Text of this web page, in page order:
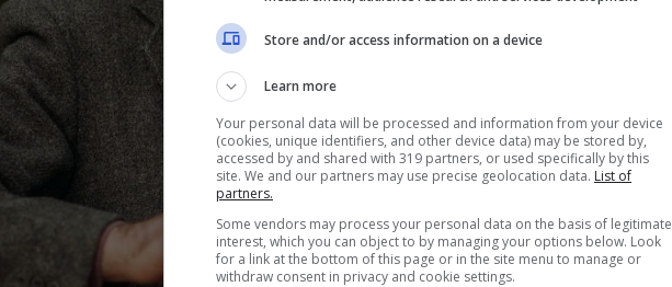
Store and/or access information on a device
Learn more
Your personal data will be processed and information from your device
(cookies, unique identifiers, and other device data) may be stored by,
accessed by and shared with 319 partners, or used specifically by this
site. We and our partners may use precise geolocation data. List of
partners.
Some vendors may process your personal data on the basis of legitimate
interest, which you can object to by managing your options below. Look
for a link at the bottom of this page or in the site menu to manage or
withdraw consent in privacy and cookie settings.